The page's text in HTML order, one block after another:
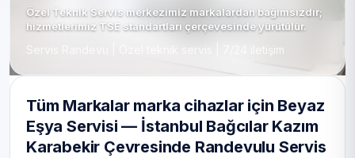
Özel Teknik Servis merkezimiz markalardan bağımsızdır;
hizmetlerimiz TSE standartları çerçevesinde yürütülür.
Servis Randevu | Özel teknik servis | 7/24 iletişim
Tüm Markalar marka cihazlar için Beyaz
Eşya Servisi — İstanbul Bağcılar Kazım
Karabekir Çevresinde Randevulu Servis